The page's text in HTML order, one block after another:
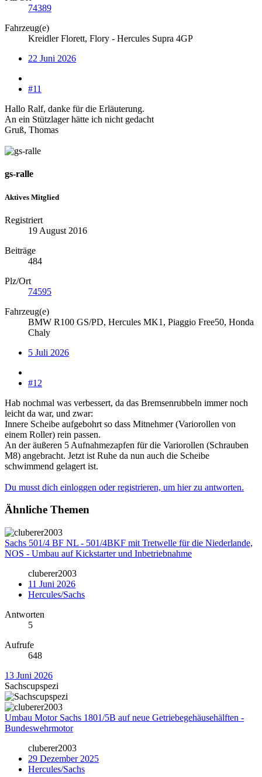
74389
Fahrzeug(e)
Kreidler Florett, Flory - Hercules Supra 4GP
22 Juni 2026
#11
Hallo Ralf, danke für die Erläuterung.
An ein Stützlager hätte ich nicht gedacht
Gruß, Thomas
gs-ralle
Aktives Mitglied
Registriert
19 August 2016
Beiträge
484
Plz/Ort
74595
Fahrzeug(e)
BMW R100 GS/PD, Hercules MK1, Piaggio Free50, Honda
Chaly
5 Juli 2026
#12
Hab nochmal was verbessert, da das Bremsenrubbeln immer noch
leicht da war, und zwar:
Innere Scheibe aufgebohrt so dass Mitnehmer (Variorollen von
einem Roller) rein passen.
An der äußeren 5 Aufnahmezapfen für die Variorollen (Schrauben
M8) angebracht. Jetzt ist Ruhe da nun auch die Scheibe
schwimmend gelagert ist.
Du musst dich einloggen oder registrieren, um hier zu antworten.
Ähnliche Themen
Sachs 501/4 BF NL - 501/4BKF mit Tretwelle für die Niederlande,
NOS - Umbau auf Kickstarter und Inbetriebnahme
cluberer2003
11 Juni 2026
Hercules/Sachs
Antworten
5
Aufrufe
648
13 Juni 2026
Sachscupspezi
Umbau Motor Sachs 1801/5B auf neue Getriebegehäusehälften -
Bundeswehrmotor
cluberer2003
29 Dezember 2025
Hercules/Sachs